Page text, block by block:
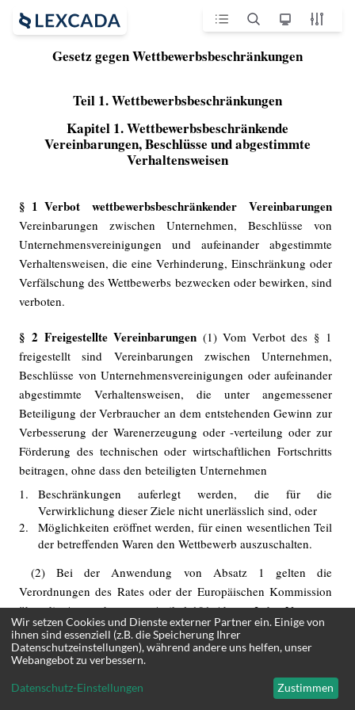
Gesetz gegen Wettbewerbsbeschränkungen
Teil 1. Wettbewerbsbeschränkungen
Kapitel 1. Wettbewerbsbeschränkende
Vereinbarungen, Beschlüsse und abgestimmte
Verhaltensweisen
§ 1 Verbot wettbewerbsbeschränkender Vereinbarungen
Vereinbarungen zwischen Unternehmen, Beschlüsse von
Unternehmensvereinigungen und aufeinander abgestimmte
Verhaltensweisen, die eine Verhinderung, Einschränkung oder
Verfälschung des Wettbewerbs bezwecken oder bewirken, sind
verboten.
§ 2 Freigestellte Vereinbarungen (1) Vom Verbot des § 1
freigestellt sind Vereinbarungen zwischen Unternehmen,
Beschlüsse von Unternehmensvereinigungen oder aufeinander
abgestimmte Verhaltensweisen, die unter angemessener
Beteiligung der Verbraucher an dem entstehenden Gewinn zur
Verbesserung der Warenerzeugung oder -​verteilung oder zur
Förderung des technischen oder wirtschaftlichen Fortschritts
beitragen, ohne dass den beteiligten Unternehmen
1.
Beschränkungen auferlegt werden, die für die
Verwirklichung dieser Ziele nicht unerlässlich sind, oder
2.
Möglichkeiten eröffnet werden, für einen wesentlichen Teil
der betreffenden Waren den Wettbewerb auszuschalten.
(2) Bei der Anwendung von Absatz 1 gelten die
Verordnungen des Rates oder der Europäischen Kommission
über die Anwendung von Artikel 101 Absatz 3 des Vertrages
über die Arbeitswei‑
se der Europäischen Union auf bestimmte Gruppen von
Vereinbarungen, Beschlüsse von Unternehmensvereinigungen
Wir setzen Cookies und Dienste externer Partner ein. Einige von
ihnen sind essenziell (z.B. die Speicherung Ihrer
Datenschutzeinstellungen), während andere uns helfen, unser
Webangebot zu verbessern.
Datenschutz-Einstellungen Zustimmen